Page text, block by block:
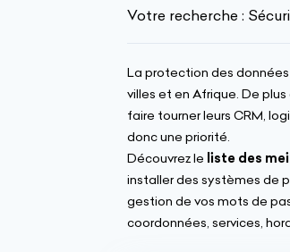
Votre recherche :
La protection des
villes et en Afrique. De
faire tourner leurs CRM,
donc une priorité.
Découvrez le liste des
installer des systèmes de
gestion de vos mots de
coordonnées, services,